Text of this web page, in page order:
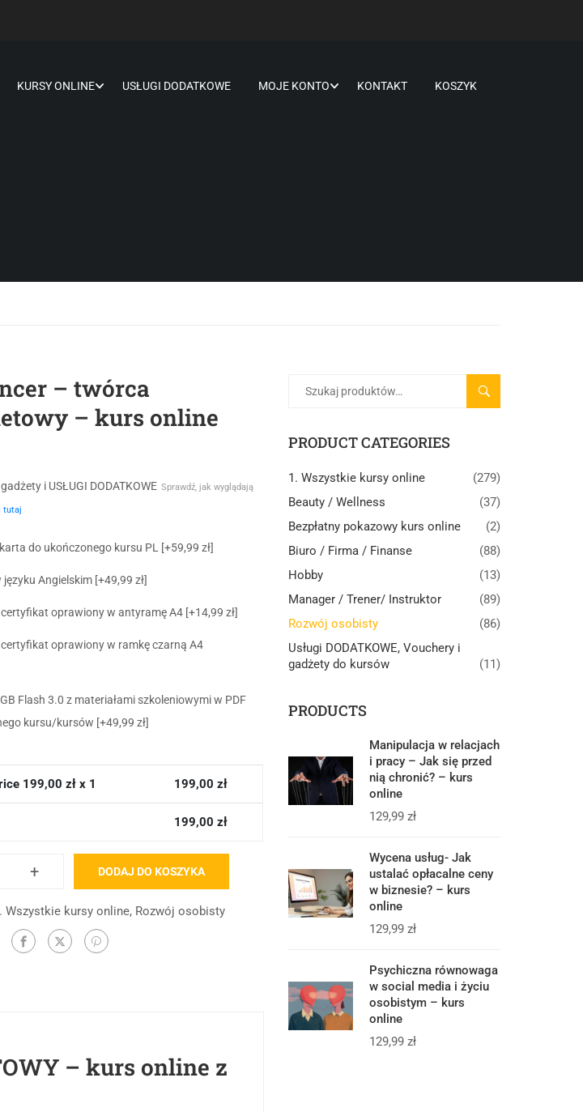
KURSY ONLINE USŁUGI DODATKOWE MOJE KONTO KONTAKT KOSZYK
– twórca
– kurs online
i USŁUGI DODATKOWE Sprawdź, jak wyglądają
tutaj
do ukończonego kursu PL [+59,99 zł]
Angielskim [+49,99 zł]
oprawiony w antyramę A4 [+14,99 zł]
oprawiony w ramkę czarną A4
Flash 3.0 z materiałami szkoleniowymi w PDF
kursu/kursów [+49,99 zł]
199,00 zł x 1 199,00 zł
199,00 zł
+ DODAJ DO KOSZYKA
Wszystkie kursy online, Rozwój osobisty
– kurs online z
SZUKAJ
PRODUCT CATEGORIES
1. Wszystkie kursy online
(279)
Beauty / Wellness
(37)
Bezpłatny pokazowy kurs online
(2)
Biuro / Firma / Finanse
(88)
Hobby
(13)
Manager / Trener/ Instruktor
(89)
Rozwój osobisty
(86)
Usługi DODATKOWE, Vouchery i
gadżety do kursów
(11)
PRODUCTS
Manipulacja w relacjach
i pracy – Jak się przed
nią chronić? – kurs
online
129,99 zł
Wycena usług- Jak
ustalać opłacalne ceny
w biznesie? – kurs
online
129,99 zł
Psychiczna równowaga
w social media i życiu
osobistym – kurs
online
129,99 zł